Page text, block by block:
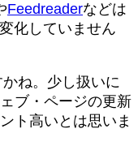
Feedreaderなどは
化していません
ね。少し扱いに
ブ・ページの更新
ト高いとは思いま